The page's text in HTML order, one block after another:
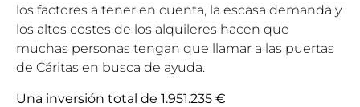
los factores a tener en cuenta, la escasa demanda y
los altos costes de los alquileres hacen que
muchas personas tengan que llamar a las puertas
de Cáritas en busca de ayuda.
Una inversión total de 1.951.235 €